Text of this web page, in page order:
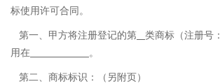
标使用许可合同。
第一、甲方将注册登记的第 类商标（注册号：
用在
。
第二、商标标识：（另附页）